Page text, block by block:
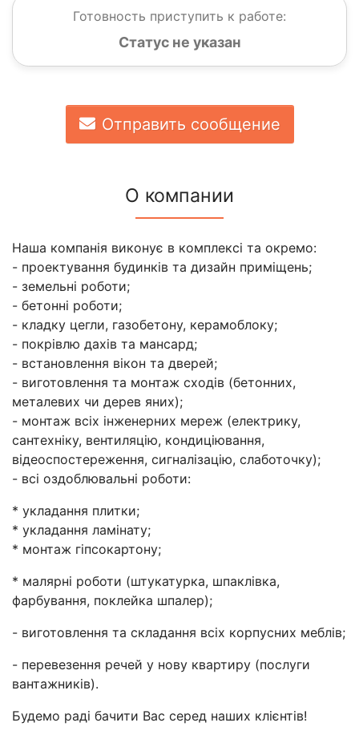
Готовность приступить к работе:
Статус не указан
Отправить сообщение
О компании
Наша компанія виконує в комплексі та окремо:
- проектування будинків та дизайн приміщень;
- земельні роботи;
- бетонні роботи;
- кладку цегли, газобетону, керамоблоку;
- покрівлю дахів та мансард;
- встановлення вікон та дверей;
- виготовлення та монтаж сходів (бетонних,
металевих чи дерев яних);
- монтаж всіх інженерних мереж (електрику,
сантехніку, вентиляцію, кондиціювання,
відеоспостереження, сигналізацію, слаботочку);
- всі оздоблювальні роботи:
* укладання плитки;
* укладання ламінату;
* монтаж гіпсокартону;
* малярні роботи (штукатурка, шпаклівка,
фарбування, поклейка шпалер);
- виготовлення та складання всіх корпусних меблів;
- перевезення речей у нову квартиру (послуги
вантажників).
Будемо раді бачити Вас серед наших клієнтів!